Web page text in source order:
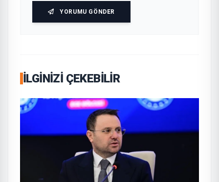
YORUMU GÖNDER
İLGINIZI ÇEKEBILIR